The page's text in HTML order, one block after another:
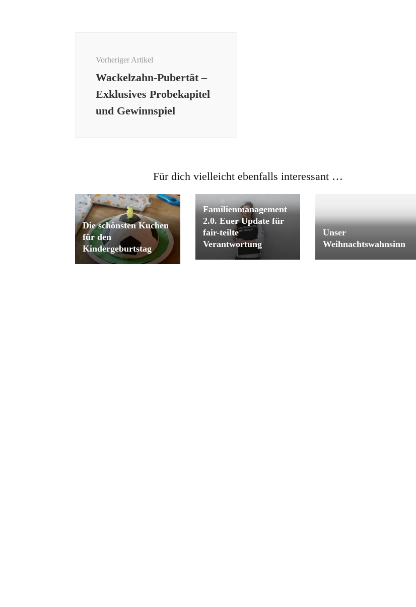
Vorheriger Artikel
Wackelzahn-Pubertät –
Exklusives Probekapitel
und Gewinnspiel
Für dich vielleicht ebenfalls interessant …
Die schönsten Kuchen
für den
Kindergeburtstag
Familienmanagement
2.0. Euer Update für
fair-teilte
Verantwortung
Unser
Weihnachtswahnsinn